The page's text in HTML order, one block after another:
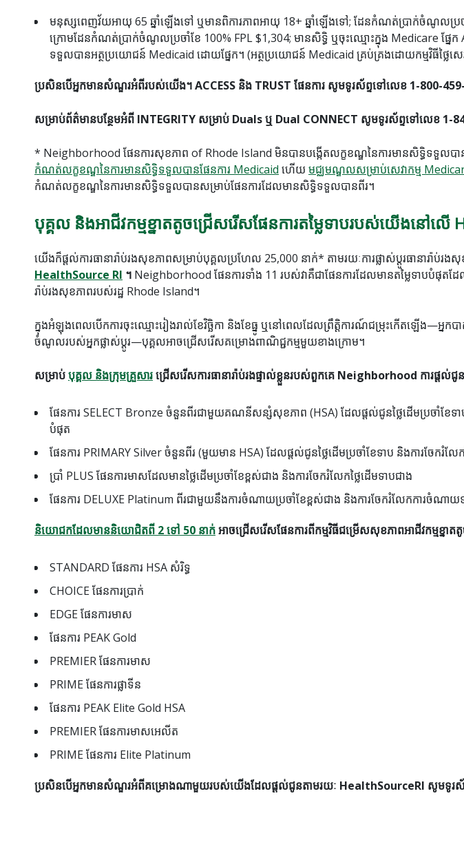
មនុស្សពេញវ័យអាយុ 65 ឆ្នាំឡើងទៅ ឬមានពិការភាពអាយុ 18+ ឆ្នាំឡើងទៅ; ដែនកំណត់ប្រាក់ចំណូលប្រច
ក្រោមដែនកំណត់ប្រាក់ចំណូលប្រចាំខែ 100% FPL $1,304; មានសិទ្ធិ ឬចុះឈ្មោះក្នុង Medicare ផ្នែក
ទទួលបានអត្ថប្រយោជន៍ Medicaid ដោយផ្នែក។ (អត្ថប្រយោជន៍ Medicaid គ្រប់គ្រងដោយកម្មវិធីថ្លៃស
ប្រសិនបើអ្នកមានសំណួរអំពីរបស់យើង។ ACCESS និង TRUST ផែនការ សូមទូរស័ព្ទទៅលេខ 1-800-
សម្រាប់ព័ត៌មានបន្ថែមអំពី INTEGRITY សម្រាប់ Duals ឬ Dual CONNECT សូមទូរស័ព្ទទៅលេខ 1-
* Neighborhood ផែនការសុខភាព of Rhode Island មិនបានបង្កើតលក្ខខណ្ឌនៃការមានសិទ្ធិទទួលបា
កំណត់លក្ខខណ្ឌនៃការមានសិទ្ធិទទួលបានផែនការ Medicaid ហើយ មជ្ឈមណ្ឌលសម្រាប់សេវាកម្ម
កំណត់លក្ខខណ្ឌនៃការមានសិទ្ធិទទួលបានសម្រាប់ផែនការដែលមានសិទ្ធិទទួលបានពីរ។
បុគ្គល និងអាជីវកម្មខ្នាតតូចជ្រើសរើសផែនការតម្លៃទាបរបស់យើងនៅលើ
យើងក៏ផ្តល់ការធានារ៉ាប់រងសុខភាពសម្រាប់បុគ្គលប្រហែល 25,000 នាក់* តាមរយៈការផ្លាស់ប្តូរធានារ៉ាប់រ
HealthSource RI ។ Neighborhood ផែនការទាំង 11 របស់វាគឺជាផែនការដែលមានតម្លៃទាបបំផុតដែល
រ៉ាប់រងសុខភាពរបស់រដ្ឋ Rhode Island។
ក្នុងអំឡុងពេលបើកការចុះឈ្មោះរៀងរាល់ខែវិច្ឆិកា និងខែធ្នូ ឬនៅពេលដែលព្រឹត្តិការណ៍ជម្រុះកើតឡើង—អ្នកបា
ចំណូលរបស់អ្នកផ្លាស់ប្តូរ—បុគ្គលអាចជ្រើសរើសគម្រោងពាណិជ្ជកម្មមួយខាងក្រោម។
សម្រាប់បុគ្គល និងក្រុមគ្រួសារជ្រើសរើសការធានារ៉ាប់រងផ្ទាល់ខ្លួនរបស់ពួកគេ Neighborhood ការផ្តល់ជូ
ផែនការ SELECT Bronze ចំនួនពីរជាមួយគណនីសន្សំសុខភាព (HSA) ដែលផ្តល់ជូនថ្លៃដើមប្រចាំខែទាប
បំផុត
ផែនការ PRIMARY Silver ចំនួនពីរ (មួយមាន HSA) ដែលផ្តល់ជូនថ្លៃដើមប្រចាំខែទាប និងការចែករំលែក
ប្រាំ PLUS ផែនការមាសដែលមានថ្លៃដើមប្រចាំខែខ្ពស់ជាង និងការចែករំលែកថ្លៃដើមទាបជាង
ផែនការ DELUXE Platinum ពីរជាមួយនឹងការចំណាយប្រចាំខែខ្ពស់ជាង និងការចែករំលែកការចំណាយ
និយោជកដែលមាននិយោជិតពី 2 ទៅ 50 នាក់អាចជ្រើសរើសផែនការពីកម្មវិធីជម្រើសសុខភាពអាជីវកម្មខ្ន
STANDARD ផែនការ HSA សំរិទ្ធ
CHOICE ផែនការប្រាក់
EDGE ផែនការមាស
ផែនការ PEAK Gold
PREMIER ផែនការមាស
PRIME ផែនការផ្លាទីន
ផែនការ PEAK Elite Gold HSA
PREMIER ផែនការមាសអេលីត
PRIME ផែនការ Elite Platinum
ប្រសិនបើអ្នកមានសំណួរអំពីគម្រោងណាមួយរបស់យើងដែលផ្តល់ជូនតាមរយៈ HealthSourceRI សូមទូរស័